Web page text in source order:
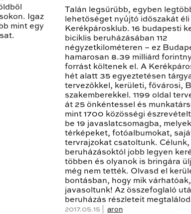
Igaz
mint egy
Talán legsűrűbb, egyben
lehetőséget nyújtó időszakát éli
Kerékpárosklub. 16 budapesti
biciklis beruházásában 112
négyzetkilométeren – ez
hamarosan 8.39 milliárd
forrást költenek el. A
hét alatt 35 egyeztetésen
tervezőkkel, kerületi, fővárosi,
szakemberekkel. 1199 oldal
át 25 önkéntessel és
mint 1700 közösségi
be 19 javaslatcsomagba,
térképeket, fotóalbumokat,
tervrajzokat csatoltunk. Célunk,
beruházásoktól jobb legyen
többen és olyanok is bringára
még nem tették. Olvasd el
bontásban, hogy mik
javasoltunk! Az összefoglaló
beruházás részleteit
2017.05.15 | aron